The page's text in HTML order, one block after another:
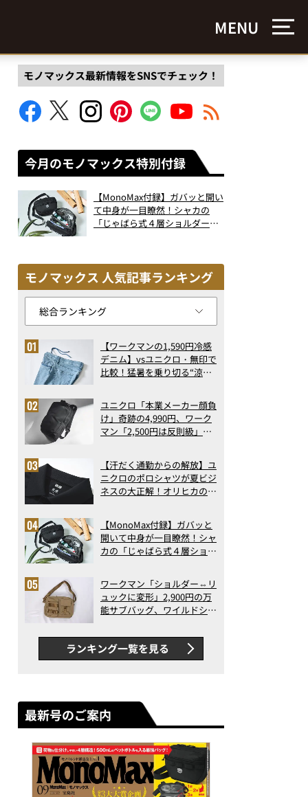
MENU
モノマックス最新情報をSNSでチェック！
今月のモノマックス特別付録
【MonoMax付録】ガバッと開い
て中身が一目瞭然！シャカの
「じゃばら式４層ショルダーバ
モノマックス 人気記事ランキング
【ワークマンの1,590円冷感
デニム】vsユニクロ・無印で
比較！猛暑を乗り切る“涼感
で決定版
ユニクロ「本業メーカー顔負
け」奇跡の4,990円、ワーク
マン「2,500円は反則級」凄
ト3】（2026年6月版）
【汗だく通勤からの解放】ユ
ニクロのポロシャツが夏ビジ
ネスの大正解！オリヒカの透
アの実力
【MonoMax付録】ガバッと
開いて中身が一目瞭然！シャ
カの「じゃばら式４層ショル
った！
ワークマン「ショルダー⇔リ
ュックに変形」2,900円の万
能サブバッグ、ワイルドシン
録…ほか【休日バッグの人気
記事ランキングベスト3】
（2026年6月版）
ランキング一覧を見る
最新号のご案内